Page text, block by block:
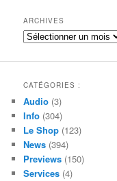
h
e
ARCHIVES
Archives
CATÉGORIES :
Audio (3)
Info (304)
Le Shop (123)
News (394)
Previews (150)
Services (4)